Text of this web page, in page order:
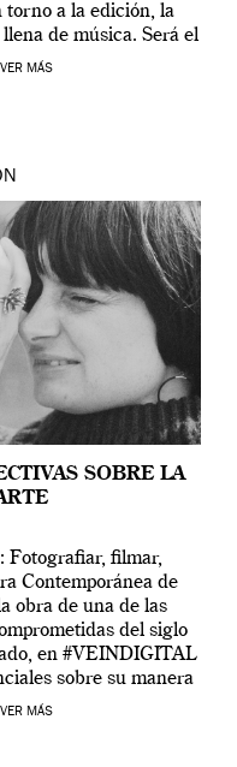
torno a la edición, la
de música. Será el
VER MÁS
SOBRE LA
Fotografiar, filmar,
Contemporánea de
obra de una de las
del siglo
en #VEINDIGITAL
sobre su manera
arte contemporáneo.
VER MÁS